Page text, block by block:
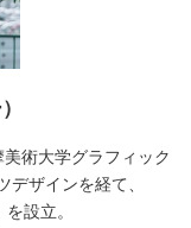
術大学グラフィック
ザインを経て、
設立。